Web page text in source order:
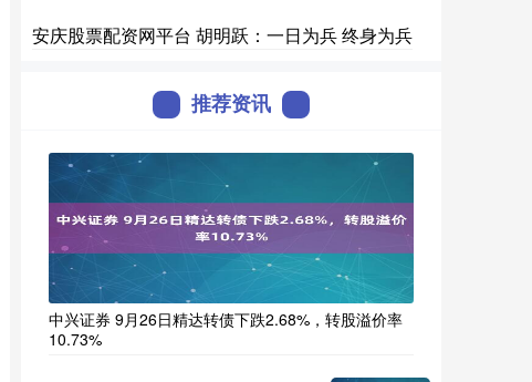
安庆股票配资网平台 胡明跃：一日为兵 终身为兵
推荐资讯
中兴证券 9月26日精达转债下跌2.68%，转股溢价率
10.73%